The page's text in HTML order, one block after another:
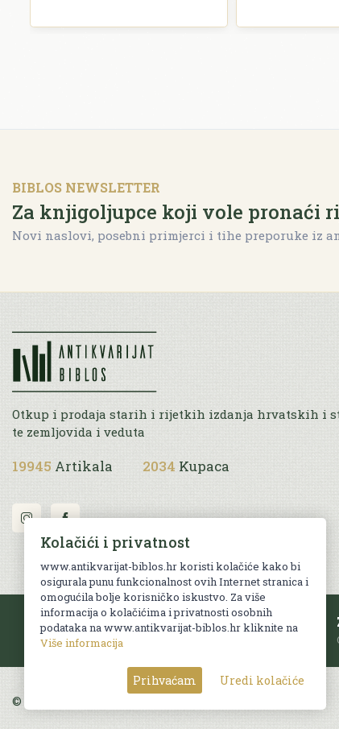
BIBLOS NEWSLETTER
Za knjigoljupce koji vole pronaći
Novi naslovi, posebni primjerci i tihe preporuke iz
Otkup i prodaja starih i rijetkih izdanja hrvatskih i
te zemljovida i veduta
19945 Artikala 2034 Kupaca
Besplatna dostava
Za sve narudžbe u RH iznad 70 EUR.
© Sva prava pridržana. Web by
Kolačići i privatnost
www.antikvarijat-biblos.hr koristi kolačiće kako bi
osigurala punu funkcionalnost ovih Internet stranica i
omogućila bolje korisničko iskustvo. Za više
informacija o kolačićima i privatnosti osobnih
podataka na www.antikvarijat-biblos.hr kliknite na
Više informacija
Prihvaćam Uredi kolačiće